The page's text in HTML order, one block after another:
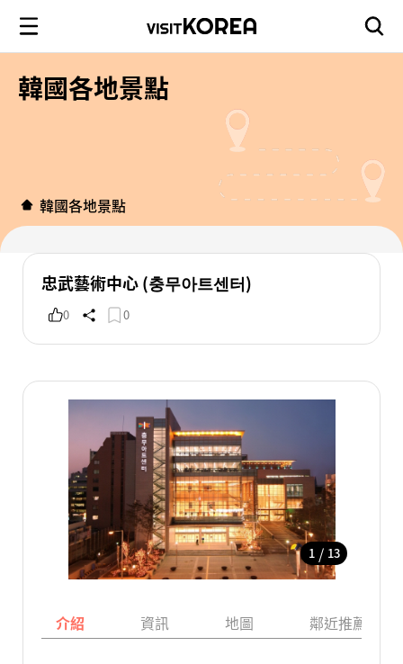
韓國各地景點
韓國各地景點
忠武藝術中心 (충무아트센터)
0 0
1 / 13
介紹 資訊 地圖 鄰近推薦景點